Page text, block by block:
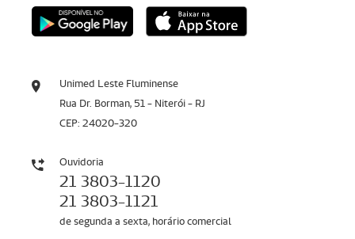
Unimed Leste Fluminense
Rua Dr. Borman, 51 - Niterói - RJ
CEP: 24020-320
Ouvidoria
21 3803-1120
21 3803-1121
de segunda a sexta, horário comercial